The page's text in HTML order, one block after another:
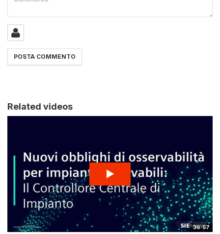
Related videos
36:57